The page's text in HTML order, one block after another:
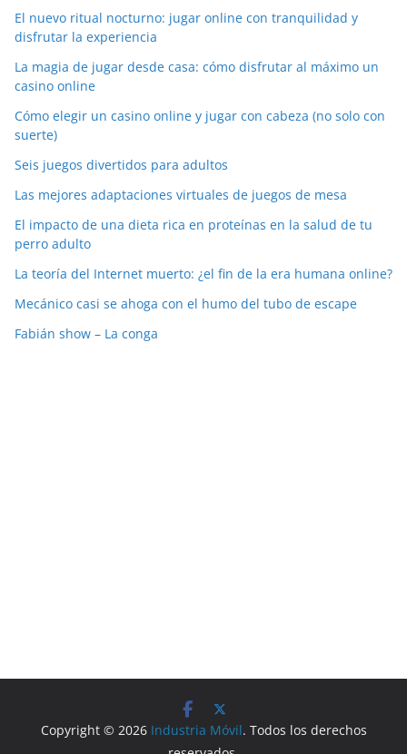
El nuevo ritual nocturno: jugar online con tranquilidad y
disfrutar la experiencia
La magia de jugar desde casa: cómo disfrutar al máximo un
casino online
Cómo elegir un casino online y jugar con cabeza (no solo con
suerte)
Seis juegos divertidos para adultos
Las mejores adaptaciones virtuales de juegos de mesa
El impacto de una dieta rica en proteínas en la salud de tu
perro adulto
La teoría del Internet muerto: ¿el fin de la era humana online?
Mecánico casi se ahoga con el humo del tubo de escape
Fabián show – La conga
Copyright © 2026 Industria Móvil. Todos los derechos